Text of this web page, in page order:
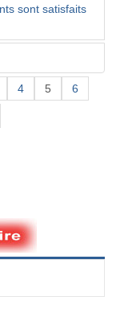
sont satisfaits
4 5 6